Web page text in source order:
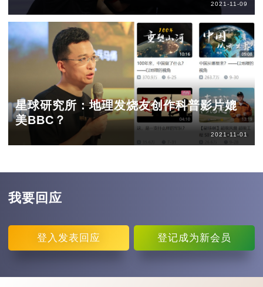
2021-11-09
星球研究所：地理发烧友创作科普影片媲
美BBC？
2021-11-01
我要回应
登入 发表回应 登记成为新会员